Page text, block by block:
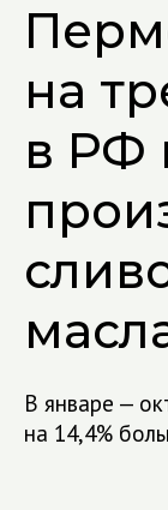
на
в РФ
В январе —
на 14,4%